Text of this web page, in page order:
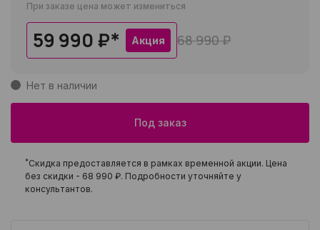
При заказе цена может измениться
59 990 ₽* Акция 68 990 ₽
Нет в наличии
Под заказ
*Скидка предоставляется в рамках временной акции. Цена
без скидки - 68 990 ₽. Подробности уточняйте у
консультантов.